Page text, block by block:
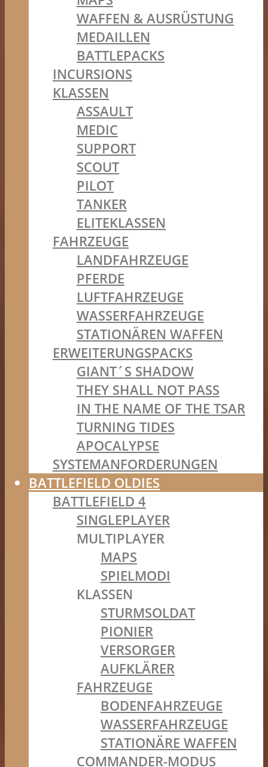
WAFFEN & AUSRÜSTUNG
MEDAILLEN
BATTLEPACKS
INCURSIONS
KLASSEN
ASSAULT
MEDIC
SUPPORT
SCOUT
PILOT
TANKER
ELITEKLASSEN
FAHRZEUGE
LANDFAHRZEUGE
PFERDE
LUFTFAHRZEUGE
WASSERFAHRZEUGE
STATIONÄREN WAFFEN
ERWEITERUNGSPACKS
GIANT´S SHADOW
THEY SHALL NOT PASS
IN THE NAME OF THE TSAR
TURNING TIDES
APOCALYPSE
SYSTEMANFORDERUNGEN
BATTLEFIELD OLDIES
BATTLEFIELD 4
SINGLEPLAYER
MULTIPLAYER
MAPS
SPIELMODI
KLASSEN
STURMSOLDAT
PIONIER
VERSORGER
AUFKLÄRER
FAHRZEUGE
BODENFAHRZEUGE
WASSERFAHRZEUGE
STATIONÄRE WAFFEN
COMMANDER-MODUS